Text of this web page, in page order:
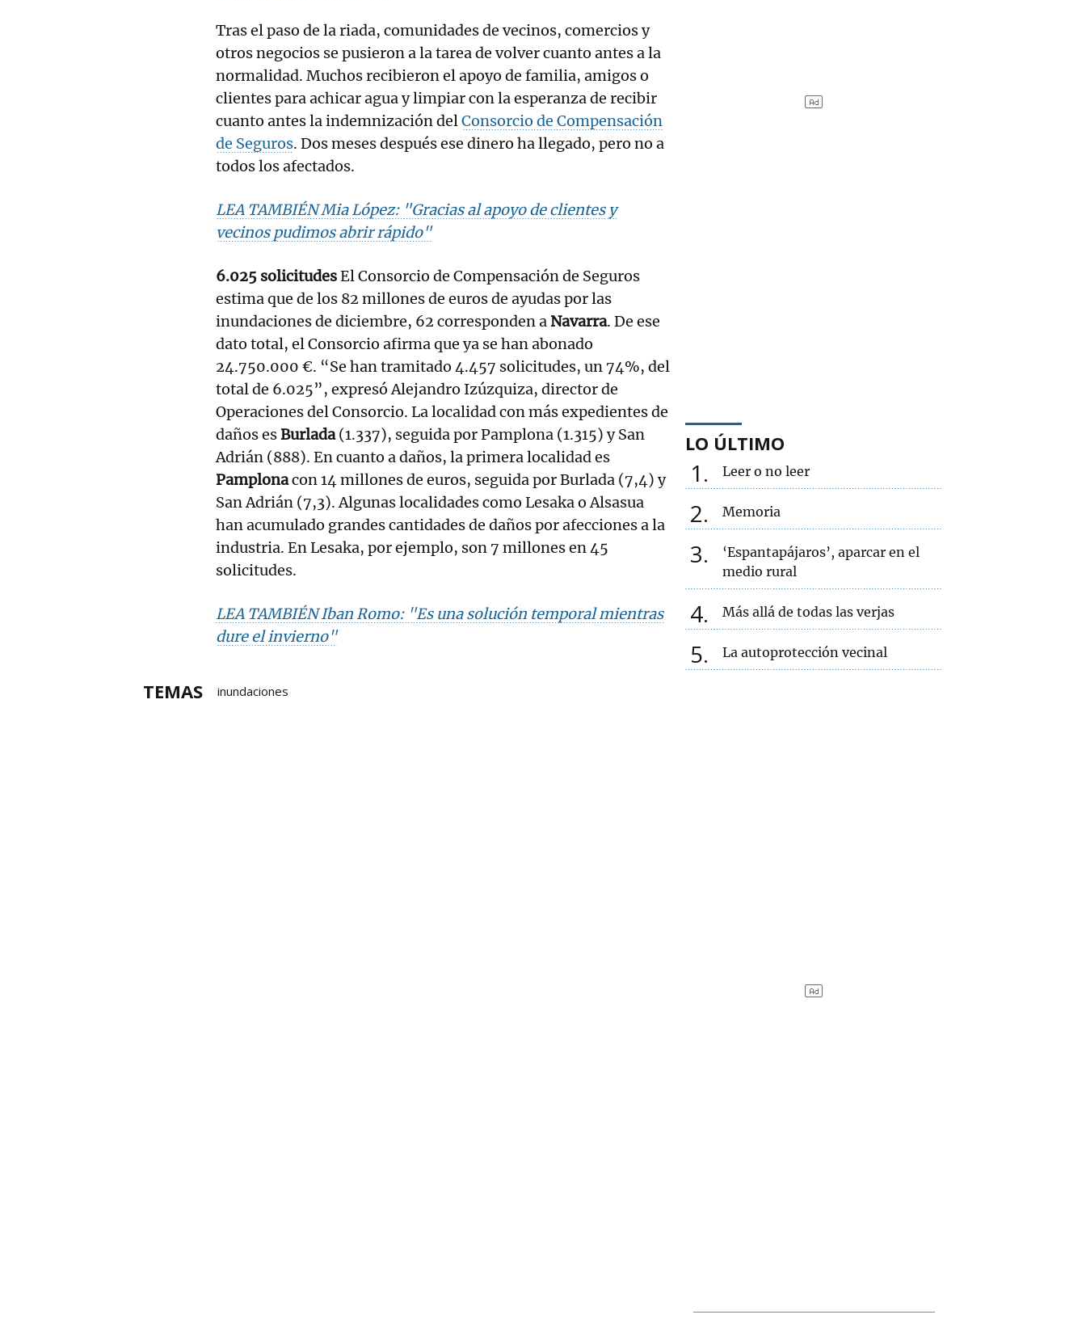
Tras el paso de la riada, comunidades de vecinos, comercios y
otros negocios se pusieron a la tarea de volver cuanto antes a la
normalidad. Muchos recibieron el apoyo de familia, amigos o
clientes para achicar agua y limpiar con la esperanza de recibir
cuanto antes la indemnización delConsorcio de Compensación
de Seguros. Dos meses después ese dinero ha llegado, pero no a
todos los afectados.
LEA TAMBIÉN Mia López: "Gracias al apoyo de clientes y
vecinos pudimos abrir rápido"
6.025 solicitudesEl Consorcio de Compensación de Seguros
estima que de los 82 millones de euros de ayudas por las
inundaciones de diciembre, 62 corresponden a Navarra. De ese
dato total, el Consorcio afirma que ya se han abonado
24.750.000 €. “Se han tramitado 4.457 solicitudes, un 74%, del
total de 6.025”, expresó Alejandro Izúzquiza, director de
Operaciones del Consorcio. La localidad con más expedientes de
daños esBurlada(1.337), seguida por Pamplona (1.315) y San
Adrián (888). En cuanto a daños, la primera localidad es
Pamplonacon 14 millones de euros, seguida por Burlada (7,4) y
San Adrián (7,3). Algunas localidades como Lesaka o Alsasua
han acumulado grandes cantidades de daños por afecciones a la
industria. En Lesaka, por ejemplo, son 7 millones en 45
solicitudes.
LEA TAMBIÉN Iban Romo: "Es una solución temporal mientras
dure el invierno"
TEMAS inundaciones
LO ÚLTIMO
1 Leer o no leer
2 Memoria
3
‘Espantapájaros’, aparcar en el
medio rural
4 Más allá de todas las verjas
5 La autoprotección vecinal